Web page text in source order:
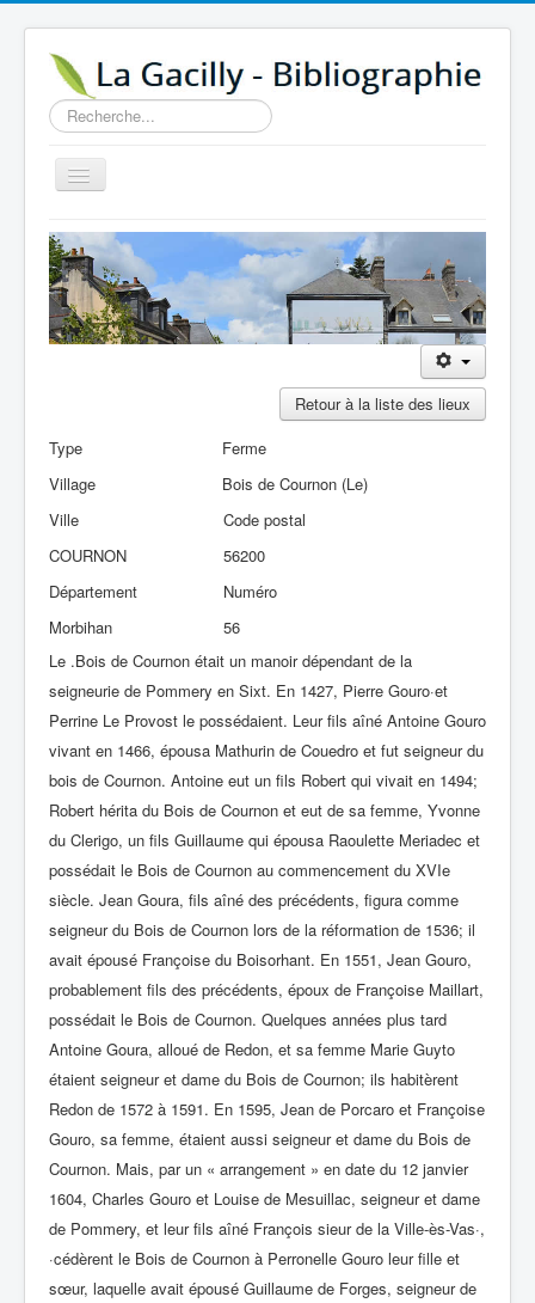
Rechercher
Basculer
la
Accueil
14e au 18e siècle
Sources
Contactez-nous
A propos
Retour à la liste des lieux
Type
Ferme
Village
Bois de Cournon (Le)
Ville
COURNON
Code postal
56200
Département
Morbihan
Numéro
56
Le .Bois de Cournon était un manoir dépendant de la
seigneurie de Pommery en Sixt. En 1427, Pierre Gouro·et
Perrine Le Provost le possédaient. Leur fils aîné Antoine Gouro
vivant en 1466, épousa Mathurin de Couedro et fut seigneur du
bois de Cournon. Antoine eut un fils Robert qui vivait en 1494;
Robert hérita du Bois de Cournon et eut de sa femme, Yvonne
du Clerigo, un fils Guillaume qui épousa Raoulette Meriadec et
possédait le Bois de Cournon au commencement du XVIe
siècle. Jean Goura, fils aîné des précédents, figura comme
seigneur du Bois de Cournon lors de la réformation de 1536; il
avait épousé Françoise du Boisorhant. En 1551, Jean Gouro,
probablement fils des précédents, époux de Françoise Maillart,
possédait le Bois de Cournon. Quelques années plus tard
Antoine Goura, alloué de Redon, et sa femme Marie Guyto
étaient seigneur et dame du Bois de Cournon; ils habitèrent
Redon de 1572 à 1591. En 1595, Jean de Porcaro et Françoise
Gouro, sa femme, étaient aussi seigneur et dame du Bois de
Cournon. Mais, par un « arrangement » en date du 12 janvier
1604, Charles Gouro et Louise de Mesuillac, seigneur et dame
de Pommery, et leur fils aîné François sieur de la Ville-ès-Vas·,
·cédèrent le Bois de Cournon à Perronelle Gouro leur fille et
sœur, laquelle avait épousé Guillaume de Forges, seigneur de